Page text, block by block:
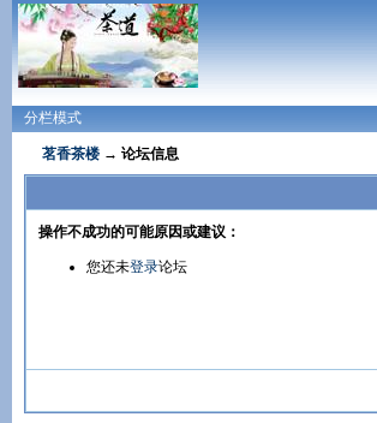
分栏模式
茗香茶楼 → 论坛信息
操作不成功的可能原因或建议：
您还未登录论坛